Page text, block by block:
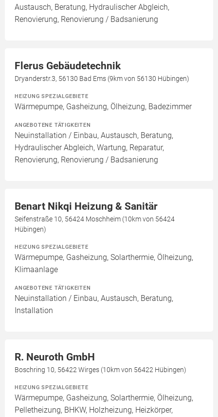
Austausch, Beratung, Hydraulischer Abgleich,
Renovierung, Renovierung / Badsanierung
Flerus Gebäudetechnik
Dryanderstr.3, 56130 Bad Ems (9km von 56130 Hübingen)
HEIZUNG SPEZIALGEBIETE
Wärmepumpe, Gasheizung, Ölheizung, Badezimmer
ANGEBOTENE TÄTIGKEITEN
Neuinstallation / Einbau, Austausch, Beratung,
Hydraulischer Abgleich, Wartung, Reparatur,
Renovierung, Renovierung / Badsanierung
Benart Nikqi Heizung & Sanitär
Seifenstraße 10, 56424 Moschheim (10km von 56424
Hübingen)
HEIZUNG SPEZIALGEBIETE
Wärmepumpe, Gasheizung, Solarthermie, Ölheizung,
Klimaanlage
ANGEBOTENE TÄTIGKEITEN
Neuinstallation / Einbau, Austausch, Beratung,
Installation
R. Neuroth GmbH
Boschring 10, 56422 Wirges (10km von 56422 Hübingen)
HEIZUNG SPEZIALGEBIETE
Wärmepumpe, Gasheizung, Solarthermie, Ölheizung,
Pelletheizung, BHKW, Holzheizung, Heizkörper,